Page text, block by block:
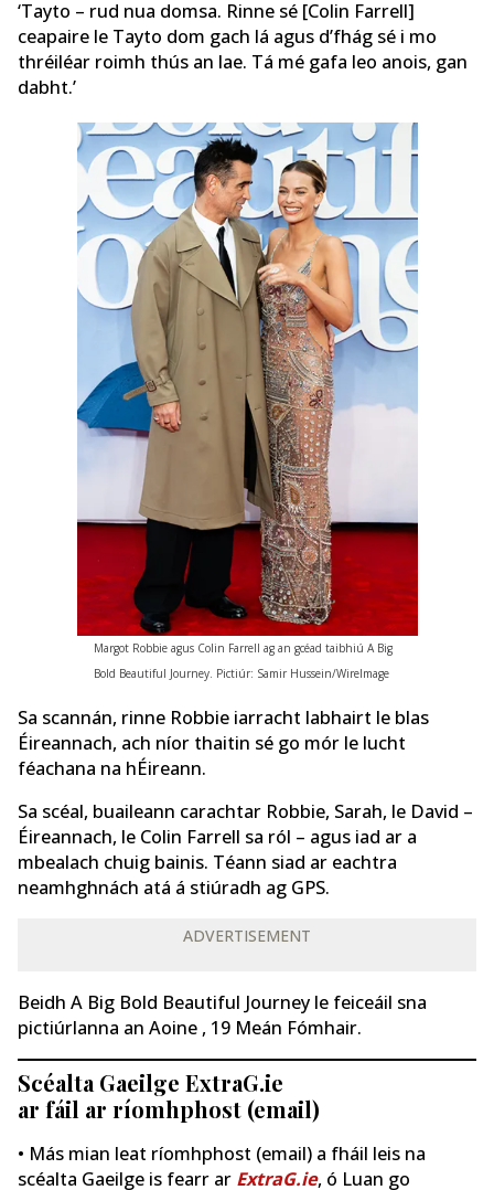
‘Tayto – rud nua domsa. Rinne sé [Colin Farrell]
ceapaire le Tayto dom gach lá agus d’fhág sé i mo
thréiléar roimh thús an lae. Tá mé gafa leo anois, gan
dabht.’
Margot Robbie agus Colin Farrell ag an gcéad taibhiú A Big
Bold Beautiful Journey. Pictiúr: Samir Hussein/WireImage
Sa scannán, rinne Robbie iarracht labhairt le blas
Éireannach, ach níor thaitin sé go mór le lucht
féachana na hÉireann.
Sa scéal, buaileann carachtar Robbie, Sarah, le David –
Éireannach, le Colin Farrell sa ról – agus iad ar a
mbealach chuig bainis. Téann siad ar eachtra
neamhghnách atá á stiúradh ag GPS.
ADVERTISEMENT
Beidh A Big Bold Beautiful Journey le feiceáil sna
pictiúrlanna an Aoine , 19 Meán Fómhair.
Scéalta Gaeilge ExtraG.ie
ar fáil ar ríomhphost (email)
• Más mian leat ríomhphost (email) a fháil leis na
scéalta Gaeilge is fearr ar ExtraG.ie, ó Luan go